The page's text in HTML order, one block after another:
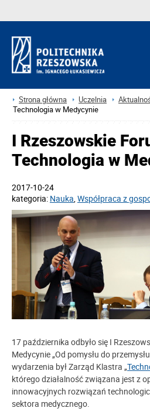
Strona główna Uczelnia
Technologia w Medycynie
I Rzeszowskie
Technologia w
2017-10-24
kategoria: Nauka,Współpraca z
17 października odbyło się I
Medycynie „Od pomysłu do
wydarzenia był Zarząd Klastra „
którego działalność związana jest z
innowacyjnych rozwiązań
sektora medycznego.